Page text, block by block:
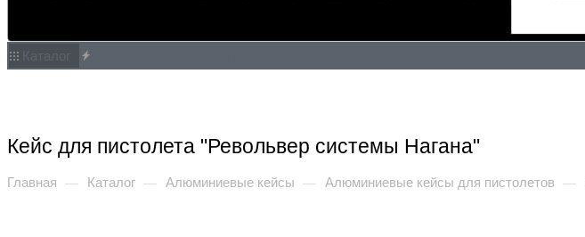
Кейс для пистолета "Револьвер системы Нагана"
Главная — Каталог — Алюминиевые кейсы — Алюминиевые кейсы для пистолетов —